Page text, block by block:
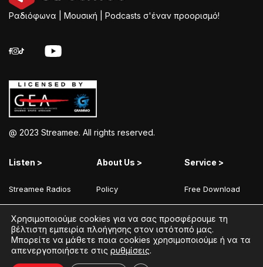
Ραδιόφωνα | Μουσική | Podcasts σ'έναν προορισμό!
@ 2023 Streamee. All rights reserved.
Listen >
Streamee Radios
Moods
Radios
Podcasts
About Us >
Policy
Terms of Use
Coins Explained
Streamee News
Service >
Free Download
Add Your Station
Contact
Χρησιμοποιούμε cookies για να σας προσφέρουμε τη
βέλτιστη εμπειρία πλοήγησης στον ιστότοπό μας.
Μπορείτε να μάθετε ποια cookies χρησιμοποιούμε ή να τα
απενεργοποιήσετε στις ρυθμίσεις.